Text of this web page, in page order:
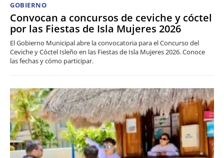
GOBIERNO
Convocan a concursos de ceviche y cóctel
por las Fiestas de Isla Mujeres 2026
El Gobierno Municipal abre la convocatoria para el Concurso del
Ceviche y Cóctel Isleño en las Fiestas de Isla Mujeres 2026. Conoce
las fechas y cómo participar.